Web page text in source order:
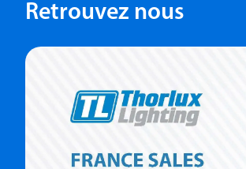
Retrouvez nous